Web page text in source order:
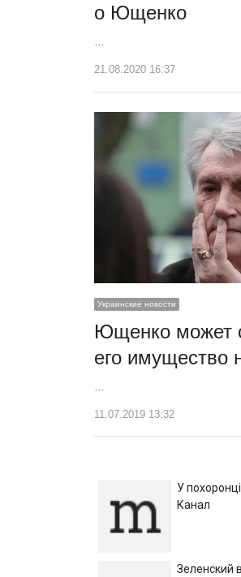
о Ющенко
21.08.2020 16:37
Украинские новости
Ющенко может
его имущество
11.07.2019 13:32
У
Канал
Зеленский